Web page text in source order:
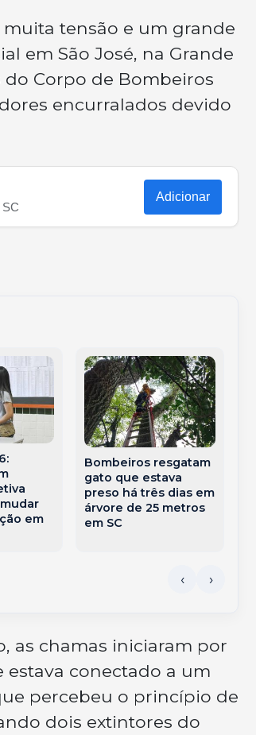
tensão e um grande
em São José, na Grande
Corpo de Bombeiros
encurralados devido
Adicionar
em
Bombeiros resgatam
gato que estava
preso há três dias em
árvore de 25 metros
em SC
as chamas iniciaram por
conectado a um
percebeu o princípio de
dois extintores do